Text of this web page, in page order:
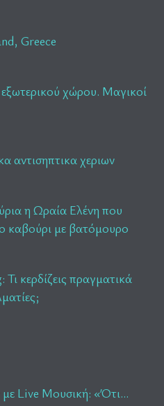
Greece
χώρου. Μαγικοί
αντισηπτικα χεριων
η Ωραία Ελένη που
καβούρι με βατόμουρο
κερδίζεις πραγματικά
Live Μουσική: «Ότι…